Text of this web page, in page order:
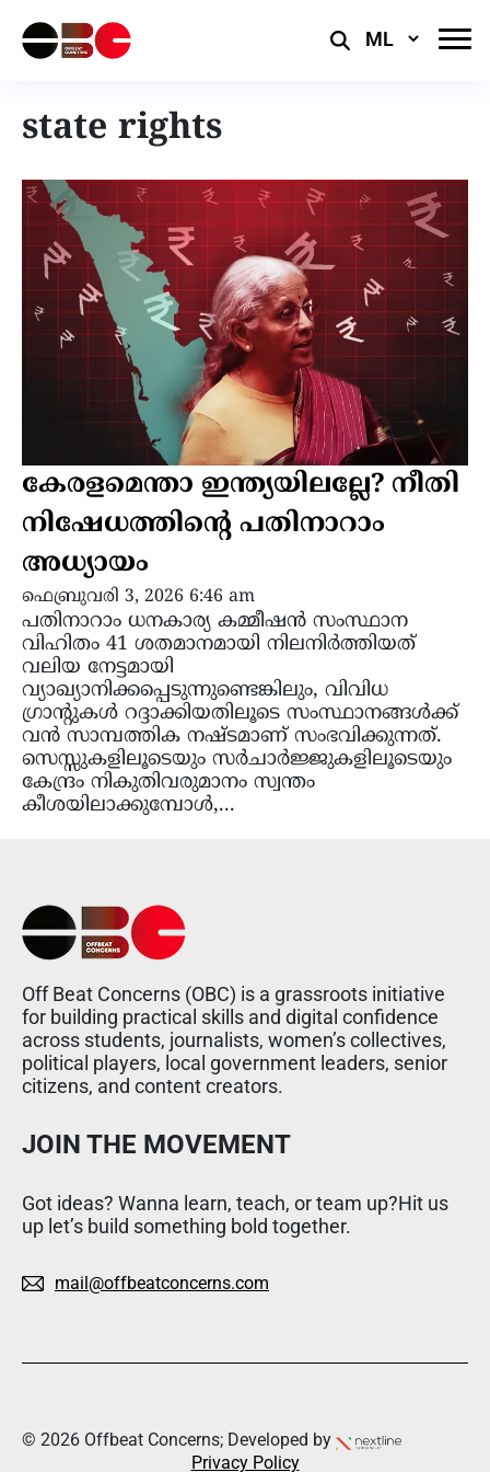
Select
state rights
കേരളമെന്താ ഇന്ത്യയിലല്ലേ? നീതി
നിഷേധത്തിന്റെ പതിനാറാം
അധ്യായം
ഫെബ്രുവരി 3, 2026 6:46 am
പതിനാറാം ധനകാര്യ കമ്മീഷൻ സംസ്ഥാന
വിഹിതം 41 ശതമാനമായി നിലനിർത്തിയത്
വലിയ നേട്ടമായി
വ്യാഖ്യാനിക്കപ്പെടുന്നുണ്ടെങ്കിലും, വിവിധ
ഗ്രാന്റുകൾ റദ്ദാക്കിയതിലൂടെ സംസ്ഥാനങ്ങൾക്ക്
വൻ സാമ്പത്തിക നഷ്ടമാണ് സംഭവിക്കുന്നത്.
സെസ്സുകളിലൂടെയും സർചാർജ്ജുകളിലൂടെയും
കേന്ദ്രം നികുതിവരുമാനം സ്വന്തം
കീശയിലാക്കുമ്പോൾ,...
Off Beat Concerns (OBC) is a grassroots initiative
for building practical skills and digital confidence
across students, journalists, women’s collectives,
political players, local government leaders, senior
citizens, and content creators.
JOIN THE MOVEMENT
Got ideas? Wanna learn, teach, or team up?Hit us
up let’s build something bold together.
mail@offbeatconcerns.com
© 2026 Offbeat Concerns; Developed by
Privacy Policy